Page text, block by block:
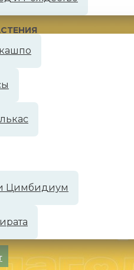
Цимбидиум